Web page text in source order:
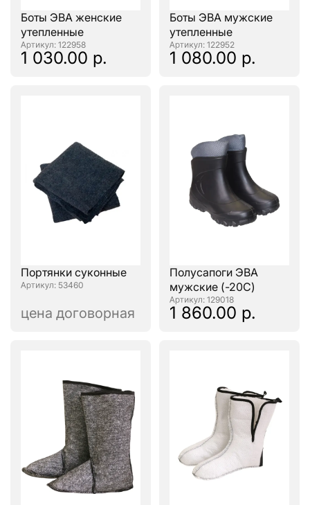
Боты ЭВА женские
утепленные
: 122958
1 030.00 р.
Боты ЭВА мужские
утепленные
: 122952
1 080.00 р.
Портянки суконные
: 53460
цена договорная
Полусапоги ЭВА
мужские (-20С)
: 129018
1 860.00 р.